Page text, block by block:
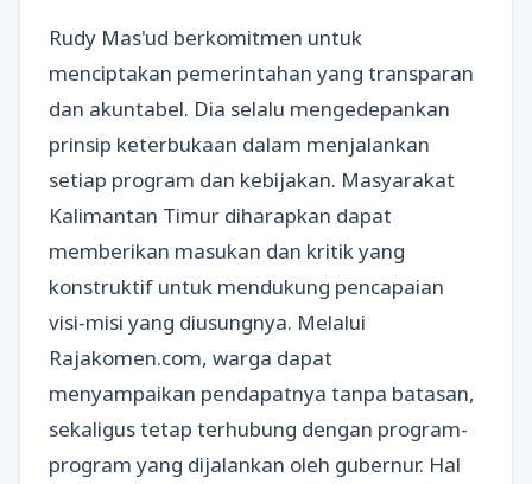
Rudy Mas'ud berkomitmen untuk
menciptakan pemerintahan yang transparan
dan akuntabel. Dia selalu mengedepankan
prinsip keterbukaan dalam menjalankan
setiap program dan kebijakan. Masyarakat
Kalimantan Timur diharapkan dapat
memberikan masukan dan kritik yang
konstruktif untuk mendukung pencapaian
visi-misi yang diusungnya. Melalui
Rajakomen.com, warga dapat
menyampaikan pendapatnya tanpa batasan,
sekaligus tetap terhubung dengan program-
program yang dijalankan oleh gubernur. Hal